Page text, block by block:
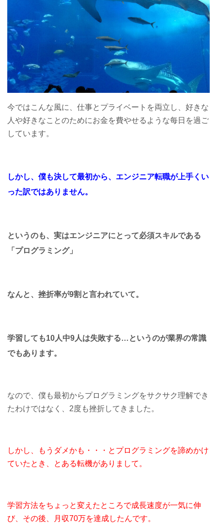
今ではこんな風に、仕事とプライベートを両立し、好きな
人や好きなことのためにお金を費やせるような每日を過ご
しています。
しかし、僕も決して最初から、エンジニア転職が上手くい
った訳ではありません。
というのも、実はエンジニアにとって必須スキルである
「プログラミング」
なんと、挫折率が9割と言われていて。
学習しても10人中9人は失敗する…というのが業界の常識
でもあります。
なので、僕も最初からプログラミングをサクサク理解でき
たわけではなく、2度も挫折してきました。
しかし、もうダメかも・・・とプログラミングを諦めかけ
ていたとき、
とある転機がありまして。
学習方法をちょっと変えたところで成長速度が一気に伸
び、 その後、 月収70万を達成したんです。